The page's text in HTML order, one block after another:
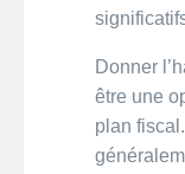
Donner
être une
plan